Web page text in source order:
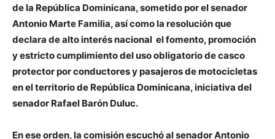
de la República Dominicana, sometido por el senador
Antonio Marte Familia, así como la resolución que
declara de alto interés nacional el fomento, promoción
y estricto cumplimiento del uso obligatorio de casco
protector por conductores y pasajeros de motocicletas
en el territorio de República Dominicana, iniciativa del
senador Rafael Barón Duluc.
En ese orden, la comisión escuchó al senador Antonio